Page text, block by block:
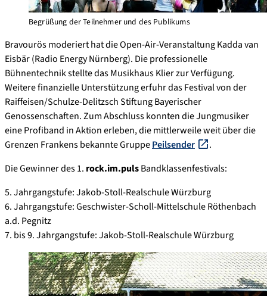
Begrüßung der Teilnehmer und des Publikums
Bravourös moderiert hat die Open-Air-Veranstaltung Kadda van
Eisbär (Radio Energy Nürnberg). Die professionelle
Bühnentechnik stellte das Musikhaus Klier zur Verfügung.
Weitere finanzielle Unterstützung erfuhr das Festival von der
Raiffeisen/Schulze-Delitzsch Stiftung Bayerischer
Genossenschaften. Zum Abschluss konnten die Jungmusiker
eine Profiband in Aktion erleben, die mittlerweile weit über die
Grenzen Frankens bekannte GruppePeilsender
.
Die Gewinner des 1. rock.im.pulsBandklassenfestivals:
5. Jahrgangstufe: Jakob-Stoll-Realschule Würzburg
6. Jahrgangstufe: Geschwister-Scholl-Mittelschule Röthenbach
a.d. Pegnitz
7. bis 9. Jahrgangstufe: Jakob-Stoll-Realschule Würzburg